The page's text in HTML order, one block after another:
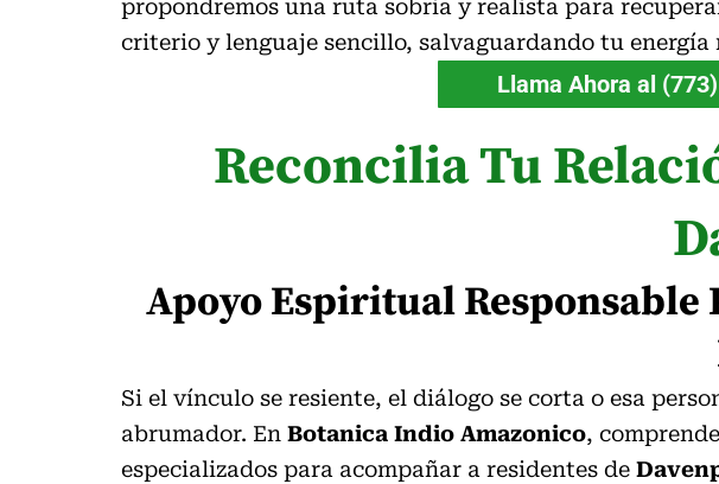
propondremos una ruta sobria y realista para
criterio y lenguaje sencillo, salvaguardando tu energía
Llama Ahora al
Reconcilia Tu
Apoyo Espiritual
Si el vínculo se resiente, el diálogo se corta o esa
abrumador. En Botanica Indio Amazonico,
especializados para acompañar a residentes de